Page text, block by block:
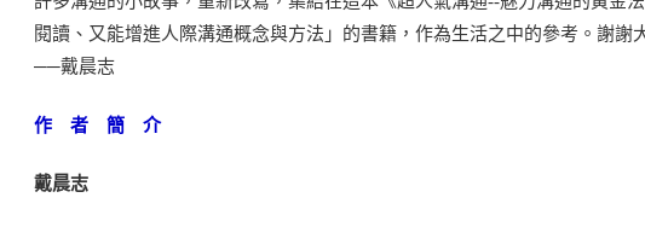
閱讀、又能增進人際溝通概念與方法」的書籍，作為生活之中的參考。謝
──戴晨志
作 者 簡 介
戴晨志